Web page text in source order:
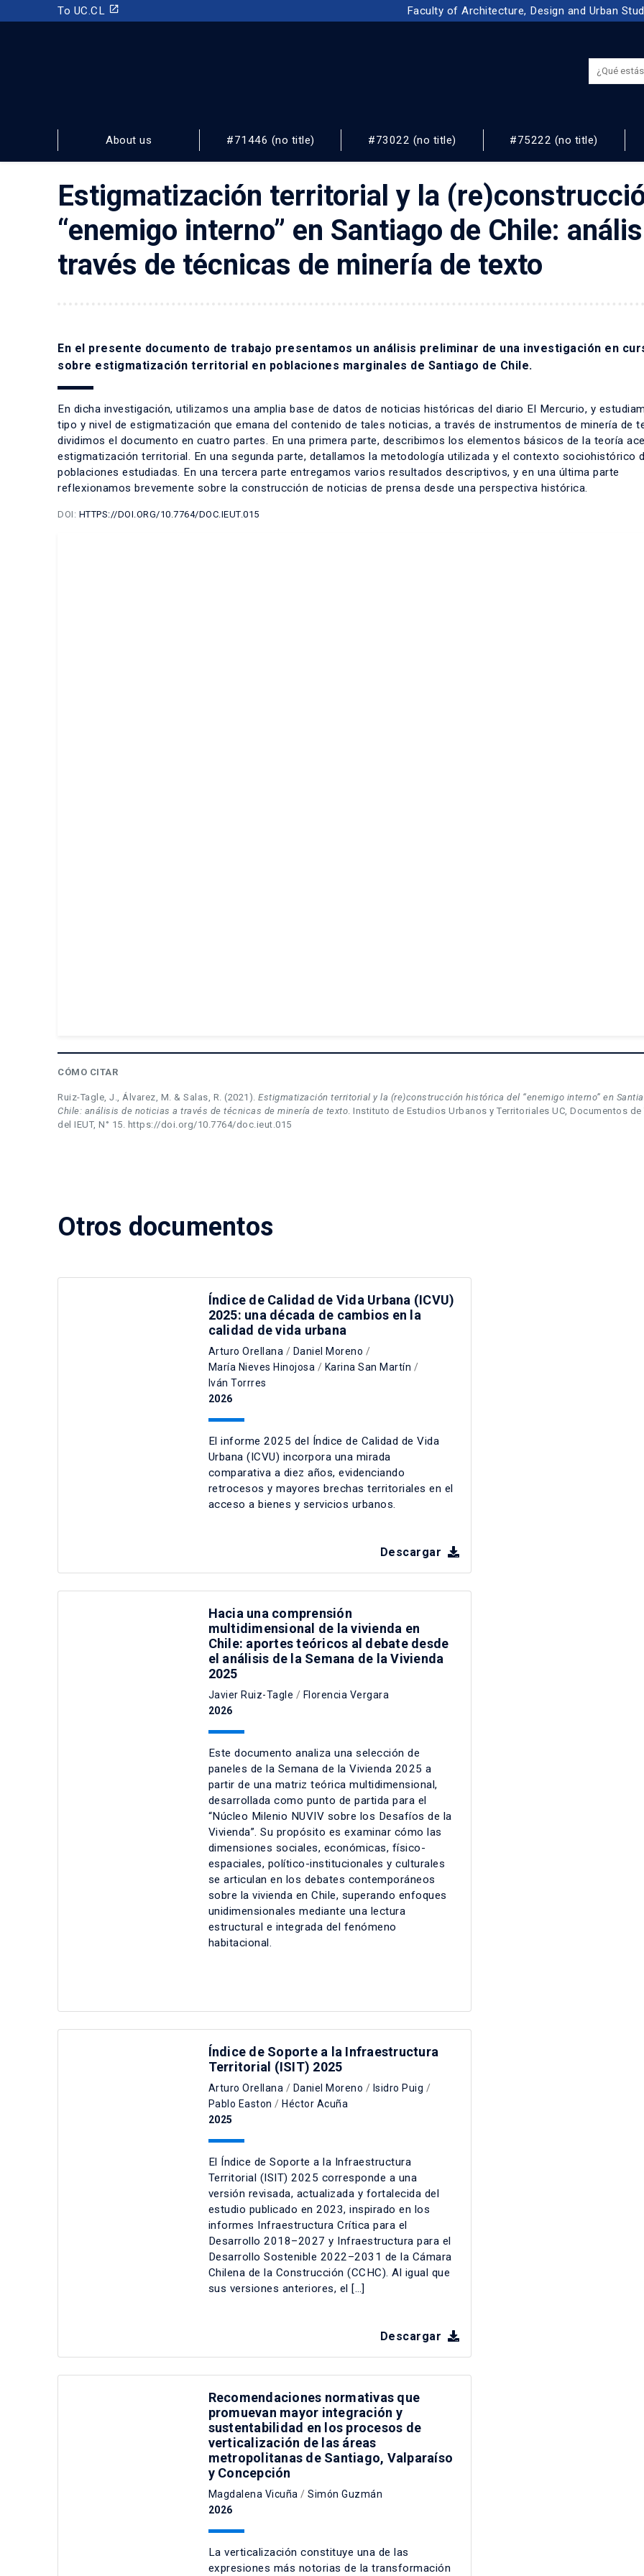
To UC.CL launch Faculty of Architecture, Design and Urban
Y TERRITORIALES
FACULTAD DE ARQUITECTURA, DISEÑO Y ESTUDIOS URBANOS
About us #71446 (no title) #73022 (no title) #75222 (no title)
Estigmatización territorial y la
“enemigo interno” en Santiago de Chile:
través de técnicas de minería de texto
En el presente documento de trabajo presentamos un análisis preliminar de una investigación en
sobre estigmatización territorial en poblaciones marginales de Santiago de Chile.
En dicha investigación, utilizamos una amplia base de datos de noticias históricas del diario El Mercurio, y
tipo y nivel de estigmatización que emana del contenido de tales noticias, a través de instrumentos de minería de
dividimos el documento en cuatro partes. En una primera parte, describimos los elementos básicos de la teoría
estigmatización territorial. En una segunda parte, detallamos la metodología utilizada y el contexto sociohistórico
poblaciones estudiadas. En una tercera parte entregamos varios resultados descriptivos, y en una última parte
reflexionamos brevemente sobre la construcción de noticias de prensa desde una perspectiva histórica.
DOI: HTTPS://DOI.ORG/10.7764/DOC.IEUT.015
CÓMO CITAR
Ruiz-Tagle, J., Álvarez, M. & Salas, R. (2021). Estigmatización territorial y la (re)construcción histórica del “enemigo interno” en
Chile: análisis de noticias a través de técnicas de minería de texto. Instituto de Estudios Urbanos y Territoriales UC, Documentos de
del IEUT, N° 15. https://doi.org/10.7764/doc.ieut.015
Otros documentos
Índice de Calidad de Vida Urbana (ICVU)
2025: una década de cambios en la
calidad de vida urbana
Arturo Orellana / Daniel Moreno /
María Nieves Hinojosa / Karina San Martín /
Iván Torrres
2026
El informe 2025 del Índice de Calidad de Vida
Urbana (ICVU) incorpora una mirada
comparativa a diez años, evidenciando
retrocesos y mayores brechas territoriales en el
acceso a bienes y servicios urbanos.
Descargar
Hacia una comprensión
multidimensional de la vivienda en
Chile: aportes teóricos al debate desde
el análisis de la Semana de la Vivienda
2025
Javier Ruiz-Tagle / Florencia Vergara
2026
Este documento analiza una selección de
paneles de la Semana de la Vivienda 2025 a
partir de una matriz teórica multidimensional,
desarrollada como punto de partida para el
“Núcleo Milenio NUVIV sobre los Desafíos de la
Vivienda”. Su propósito es examinar cómo las
dimensiones sociales, económicas, físico-
espaciales, político-institucionales y culturales
se articulan en los debates contemporáneos
sobre la vivienda en Chile, superando enfoques
unidimensionales mediante una lectura
estructural e integrada del fenómeno
habitacional.
Índice de Soporte a la Infraestructura
Territorial (ISIT) 2025
Arturo Orellana / Daniel Moreno / Isidro Puig /
Pablo Easton / Héctor Acuña
2025
El Índice de Soporte a la Infraestructura
Territorial (ISIT) 2025 corresponde a una
versión revisada, actualizada y fortalecida del
estudio publicado en 2023, inspirado en los
informes Infraestructura Crítica para el
Desarrollo 2018–2027 y Infraestructura para el
Desarrollo Sostenible 2022–2031 de la Cámara
Chilena de la Construcción (CCHC). Al igual que
sus versiones anteriores, el […]
Descargar
Recomendaciones normativas que
promuevan mayor integración y
sustentabilidad en los procesos de
verticalización de las áreas
metropolitanas de Santiago, Valparaíso
y Concepción
Magdalena Vicuña /Simón Guzmán
2026
La verticalización constituye una de las
expresiones más notorias de la transformación